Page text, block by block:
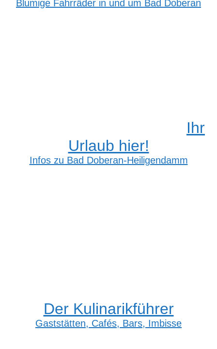
Blumige Fahrräder in und um Bad Doberan
Ihr
Urlaub hier!
Infos zu Bad Doberan-Heiligendamm
Der Kulinarikführer
Gaststätten, Cafés, Bars, Imbisse